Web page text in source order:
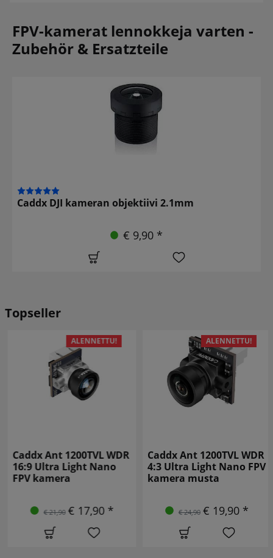
FPV-kamerat lennokkeja varten -
Zubehör & Ersatzteile
Caddx DJI kameran objektiivi 2.1mm
€ 9,90 *
Topseller
ALENNETTU!
Caddx Ant 1200TVL WDR
16:9 Ultra Light Nano
FPV kamera
€ 21,90 € 17,90 *
ALENNETTU!
Caddx Ant 1200TVL WDR
4:3 Ultra Light Nano FPV
kamera musta
€ 24,90 € 19,90 *